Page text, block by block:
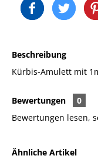
Beschreibung
Kürbis-Amulett mit
Bewertungen
0
Bewertungen lesen,
Ähnliche Artikel